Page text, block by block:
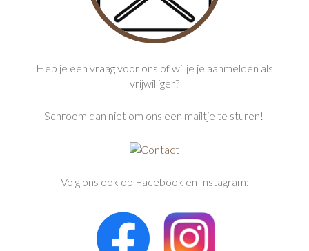
Heb je een vraag voor ons of wil je je aanmelden als
vrijwilliger?
Schroom dan niet om ons een mailtje te sturen!
Volg ons ook op Facebook en Instagram: